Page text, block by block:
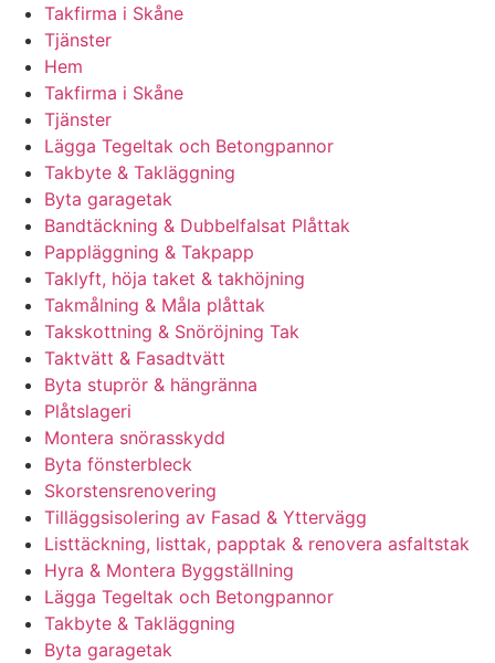
Takfirma i Skåne
Tjänster
Hem
Takfirma i Skåne
Tjänster
Lägga Tegeltak och Betongpannor
Takbyte & Takläggning
Byta garagetak
Bandtäckning & Dubbelfalsat Plåttak
Pappläggning & Takpapp
Taklyft, höja taket & takhöjning
Takmålning & Måla plåttak
Takskottning & Snöröjning Tak
Taktvätt & Fasadtvätt
Byta stuprör & hängränna
Plåtslageri
Montera snörasskydd
Byta fönsterbleck
Skorstensrenovering
Tilläggsisolering av Fasad & Yttervägg
Listtäckning, listtak, papptak & renovera asfaltstak
Hyra & Montera Byggställning
Lägga Tegeltak och Betongpannor
Takbyte & Takläggning
Byta garagetak